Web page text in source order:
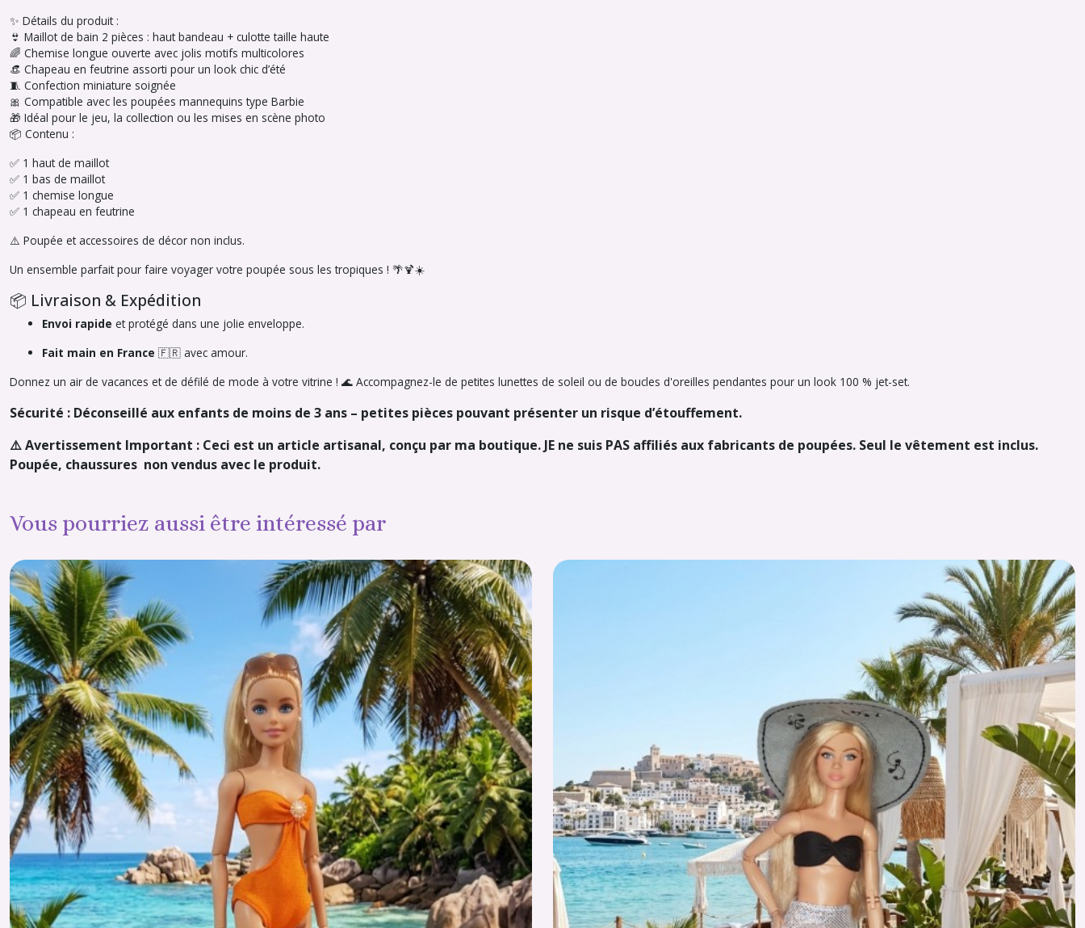
✨ Détails du produit :
👙 Maillot de bain 2 pièces : haut bandeau + culotte taille haute
🌈 Chemise longue ouverte avec jolis motifs multicolores
👒 Chapeau en feutrine assorti pour un look chic d’été
🧵 Confection miniature soignée
🎀 Compatible avec les poupées mannequins type Barbie
🎁 Idéal pour le jeu, la collection ou les mises en scène photo
📦 Contenu :
✅ 1 haut de maillot
✅ 1 bas de maillot
✅ 1 chemise longue
✅ 1 chapeau en feutrine
⚠️ Poupée et accessoires de décor non inclus.
Un ensemble parfait pour faire voyager votre poupée sous les tropiques ! 🌴🍹☀️
📦 Livraison & Expédition
Envoi rapide et protégé dans une jolie enveloppe.
Fait main en France 🇫🇷 avec amour.
Donnez un air de vacances et de défilé de mode à votre vitrine ! 🌊 Accompagnez-le de petites lunettes de soleil ou de boucles d'oreilles pendantes pour un look 100 % jet-set.
Sécurité : Déconseillé aux enfants de moins de 3 ans – petites pièces pouvant présenter un risque d’étouffement.
⚠️ Avertissement Important : Ceci est un article artisanal, conçu par ma boutique. JE ne suis PAS affiliés aux fabricants de poupées. Seul le vêtement est inclus.
Poupée, chaussures non vendus avec le produit.
Vous pourriez aussi être intéressé par